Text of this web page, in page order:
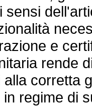
sensi
e
rende
corretta
regime di